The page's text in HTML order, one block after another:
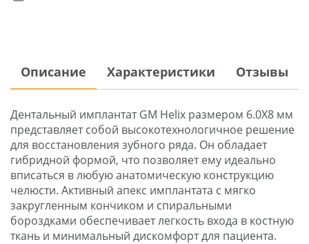
Описание Характеристики Отзывы
Дентальный имплантат GM Helix размером 6.0X8 мм
представляет собой высокотехнологичное решение
для восстановления зубного ряда. Он обладает
гибридной формой, что позволяет ему идеально
вписаться в любую анатомическую конструкцию
челюсти. Активный апекс имплантата с мягко
закругленным кончиком и спиральными
бороздками обеспечивает легкость входа в костную
ткань и минимальный дискомфорт для пациента.